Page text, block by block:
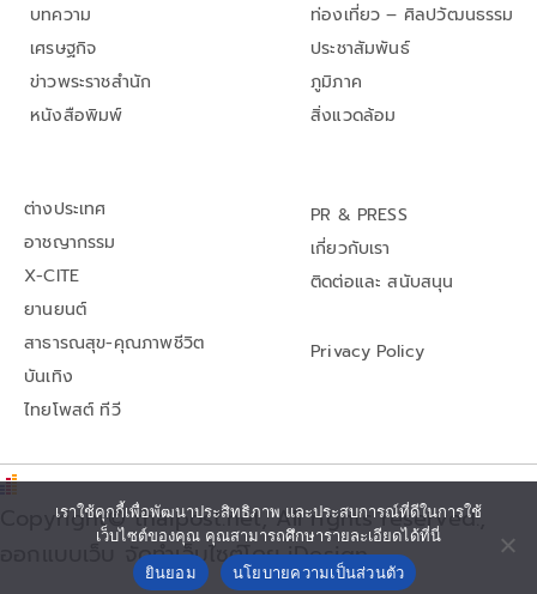
บทความ
เศรษฐกิจ
ข่าวพระราชสำนัก
หนังสือพิมพ์
ท่องเที่ยว – ศิลปวัฒนธรรม
ประชาสัมพันธ์
ภูมิภาค
สิ่งแวดล้อม
ต่างประเทศ
อาชญากรรม
X-CITE
ยานยนต์
สาธารณสุข-คุณภาพชีวิต
บันเทิง
ไทยโพสต์ ทีวี
PR & PRESS
เกี่ยวกับเรา
ติดต่อและ สนับสนุน
Privacy Policy
Copyright© thaipost.net, All rights reserved.,
ออกแบบเว็บ จัดทำเว็บไซต์โดย iDesign
เราใช้คุกกี้เพื่อพัฒนาประสิทธิภาพ และประสบการณ์ที่ดีในการใช้
เว็บไซต์ของคุณ คุณสามารถศึกษารายละเอียดได้ที่นี่
ยินยอม
นโยบายความเป็นส่วนตัว